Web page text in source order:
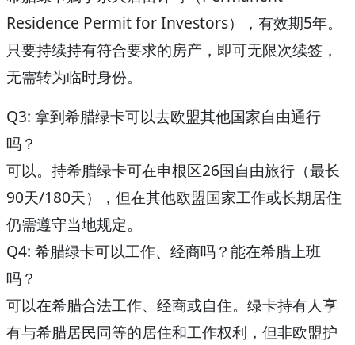
Residence Permit for Investors），有效期5年。
只要持续持有符合要求的房产，即可无限次续签，
无需转为临时身份。
Q3: 拿到希腊绿卡可以去欧盟其他国家自由通行
吗？
可以。持希腊绿卡可在申根区26国自由旅行（最长
90天/180天），但在其他欧盟国家工作或长期居住
仍需遵守当地规定。
Q4: 希腊绿卡可以工作、经商吗？能在希腊上班
吗？
可以在希腊合法工作、经商或自住。绿卡持有人享
有与希腊居民同等的居住和工作权利，但非欧盟护